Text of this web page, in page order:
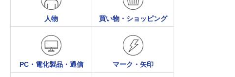
人物 買い物・ショッピング
PC・電化製品・通信 マーク・矢印